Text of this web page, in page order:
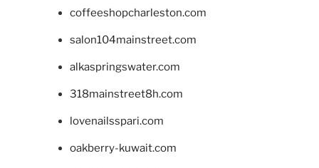
coffeeshopcharleston.com
salon104mainstreet.com
alkaspringswater.com
318mainstreet8h.com
lovenailsspari.com
oakberry-kuwait.com